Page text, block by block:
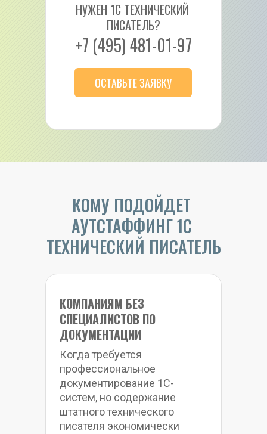
НУЖЕН 1С ТЕХНИЧЕСКИЙ
ПИСАТЕЛЬ?
+7 (495) 481-01-97
ОСТАВЬТЕ ЗАЯВКУ
КОМУ ПОДОЙДЕТ
АУТСТАФФИНГ 1С
ТЕХНИЧЕСКИЙ ПИСАТЕЛЬ
КОМПАНИЯМ БЕЗ
СПЕЦИАЛИСТОВ ПО
ДОКУМЕНТАЦИИ
Когда требуется
профессиональное
документирование 1С-
систем, но содержание
штатного технического
писателя экономически